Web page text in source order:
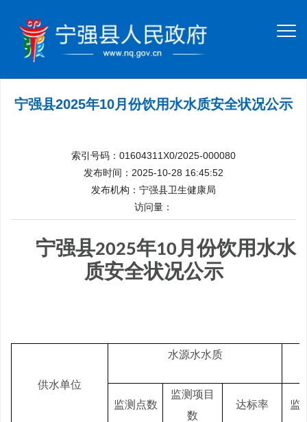
宁强县2025年10月份饮用水水质安全状况公示
索引号码：01604311X0/2025-000080
发布时间：2025-10-28 16:45:52
发布机构：宁强县卫生健康局
访问量：
宁强县2025年10 月份饮用水水
质安全状况公示
供水单位
水源水水质
监测点数
监测项目
数
达标率 监